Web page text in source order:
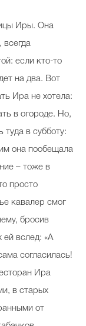
Иры. Она
всегда
если кто-то
на два. Вот
Ира не хотела:
в огороде. Но,
туда в субботу:
она пообещала
– тоже в
просто
кавалер смог
бросив
ей вслед: «А
согласилась!
Ира
в старых
от